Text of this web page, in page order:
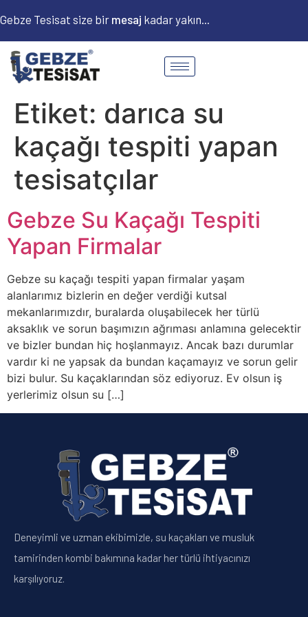
Gebze Tesisat size bir mesaj kadar yakın...
Etiket: darıca su
kaçağı tespiti yapan
tesisatçılar
Gebze Su Kaçağı Tespiti
Yapan Firmalar
Gebze su kaçağı tespiti yapan firmalar yaşam
alanlarımız bizlerin en değer verdiği kutsal
mekanlarımızdır, buralarda oluşabilecek her türlü
aksaklık ve sorun başımızın ağrıması anlamına gelecektir
ve bizler bundan hiç hoşlanmayız. Ancak bazı durumlar
vardır ki ne yapsak da bundan kaçamayız ve sorun gelir
bizi bulur. Su kaçaklarından söz ediyoruz. Ev olsun iş
yerlerimiz olsun su […]
Deneyimli ve uzman ekibimizle, su kaçakları ve musluk
tamirinden kombi bakımına kadar her türlü ihtiyacınızı
karşılıyoruz.